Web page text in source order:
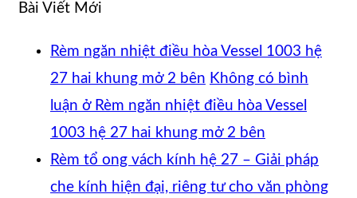
Bài Viết Mới
Rèm ngăn nhiệt điều hòa Vessel 1003 hệ
27 hai khung mở 2 bên Không có bình
luận ở Rèm ngăn nhiệt điều hòa Vessel
1003 hệ 27 hai khung mở 2 bên
Rèm tổ ong vách kính hệ 27 – Giải pháp
che kính hiện đại, riêng tư cho văn phòng